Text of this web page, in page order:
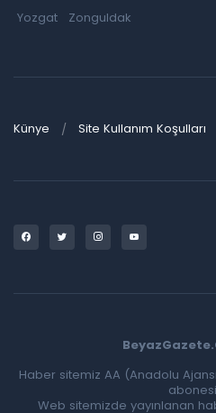
Yozgat
Zonguldak
Künye Site Kullanım Koşulları
Haber sitemiz AA (Anadolu
Web sitemizde yayınlanan